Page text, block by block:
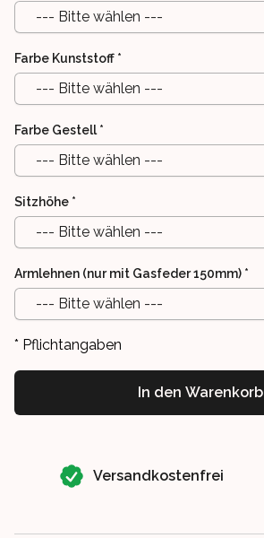
--- Bitte wählen ---
Farbe Kunststoff *
--- Bitte wählen ---
Farbe Gestell *
--- Bitte wählen ---
Sitzhöhe *
--- Bitte wählen ---
Armlehnen (nur mit Gasfeder 150mm) *
--- Bitte wählen ---
* Pflichtangaben
In den Warenkorb
Versandkostenfrei